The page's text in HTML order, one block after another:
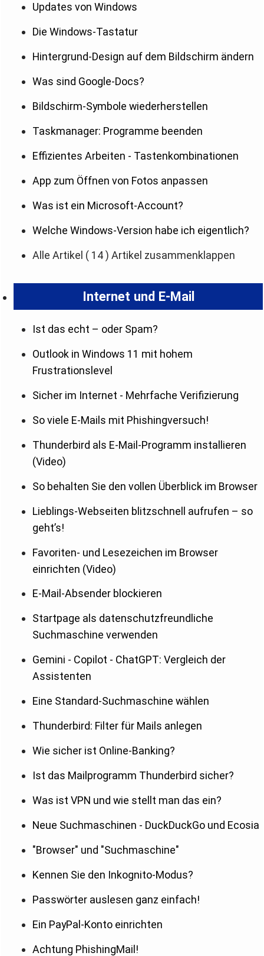
Updates von Windows
Die Windows-Tastatur
Hintergrund-Design auf dem Bildschirm ändern
Was sind Google-Docs?
Bildschirm-Symbole wiederherstellen
Taskmanager: Programme beenden
Effizientes Arbeiten - Tastenkombinationen
App zum Öffnen von Fotos anpassen
Was ist ein Microsoft-Account?
Welche Windows-Version habe ich eigentlich?
Alle Artikel ( 14 ) Artikel zusammenklappen
Internet und E-Mail
Ist das echt – oder Spam?
Outlook in Windows 11 mit hohem
Frustrationslevel
Sicher im Internet - Mehrfache Verifizierung
So viele E-Mails mit Phishingversuch!
Thunderbird als E-Mail-Programm installieren
(Video)
So behalten Sie den vollen Überblick im Browser
Lieblings-Webseiten blitzschnell aufrufen – so
geht’s!
Favoriten- und Lesezeichen im Browser
einrichten (Video)
E-Mail-Absender blockieren
Startpage als datenschutzfreundliche
Suchmaschine verwenden
Gemini - Copilot - ChatGPT: Vergleich der
Assistenten
Eine Standard-Suchmaschine wählen
Thunderbird: Filter für Mails anlegen
Wie sicher ist Online-Banking?
Ist das Mailprogramm Thunderbird sicher?
Was ist VPN und wie stellt man das ein?
Neue Suchmaschinen - DuckDuckGo und Ecosia
"Browser" und "Suchmaschine"
Kennen Sie den Inkognito-Modus?
Passwörter auslesen ganz einfach!
Ein PayPal-Konto einrichten
Achtung PhishingMail!